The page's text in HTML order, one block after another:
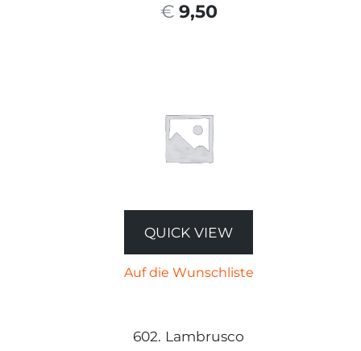
€ 9,50
QUICK VIEW
Auf die Wunschliste
602. Lambrusco